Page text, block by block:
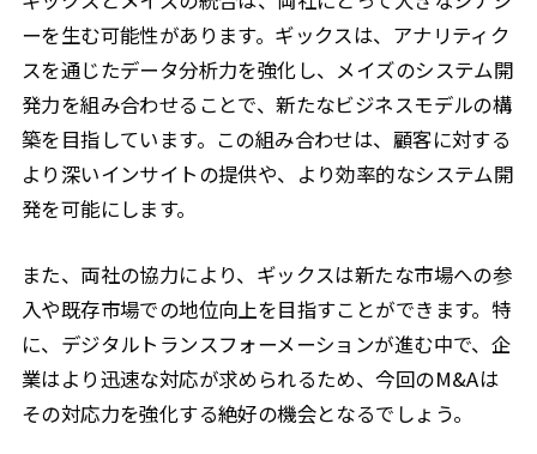
ーを生む可能性があります。ギックスは、アナリティク
スを通じたデータ分析力を強化し、メイズのシステム開
発力を組み合わせることで、新たなビジネスモデルの構
築を目指しています。この組み合わせは、顧客に対する
より深いインサイトの提供や、より効率的なシステム開
発を可能にします。
また、両社の協力により、ギックスは新たな市場への参
入や既存市場での地位向上を目指すことができます。特
に、デジタルトランスフォーメーションが進む中で、企
業はより迅速な対応が求められるため、今回のM&Aは
その対応力を強化する絶好の機会となるでしょう。